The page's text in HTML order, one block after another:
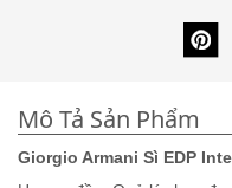
Mô Tả Sản Phẩm
Giorgio Armani Sì EDP